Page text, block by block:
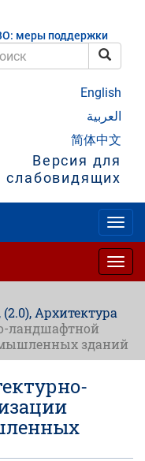
меры поддержки
English
العربية
简体中文
Версия для
слабовидящих
Архитектура
ландшафтной
зданий